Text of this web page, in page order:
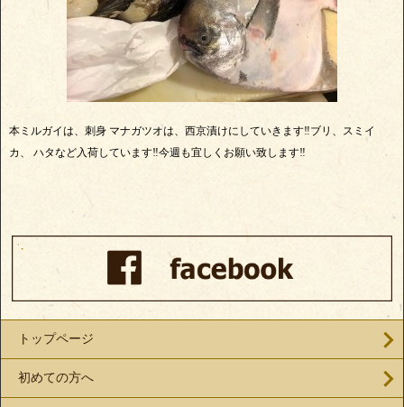
本ミルガイは、刺身 マナガツオは、西京漬けにしていきます‼️ブリ、スミイ
カ、 ハタなど入荷しています‼️今週も宜しくお願い致します‼️
トップページ
初めての方へ